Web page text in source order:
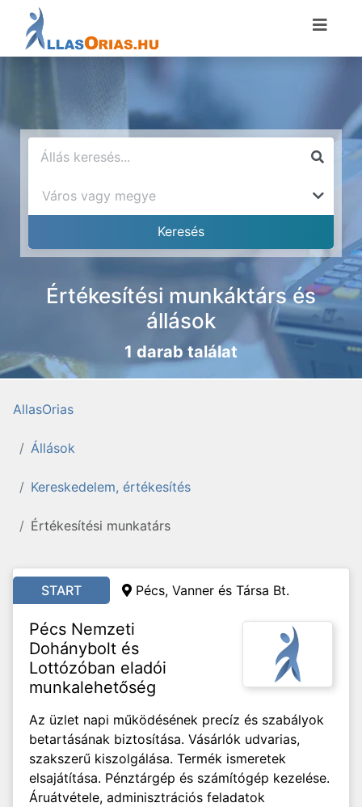
Értékesítési munkáktárs és
állások
1 darab találat
AllasOrias
Állások
Kereskedelem, értékesítés
Értékesítési munkatárs
START Pécs, Vanner és Társa Bt.
Pécs Nemzeti
Dohánybolt és
Lottózóban eladói
munkalehetőség
Az üzlet napi működésének precíz és szabályok
betartásának biztosítása. Vásárlók udvarias,
szakszerű kiszolgálása. Termék ismeretek
elsajátítása. Pénztárgép és számítógép kezelése.
Áruátvétele, adminisztrációs feladatok